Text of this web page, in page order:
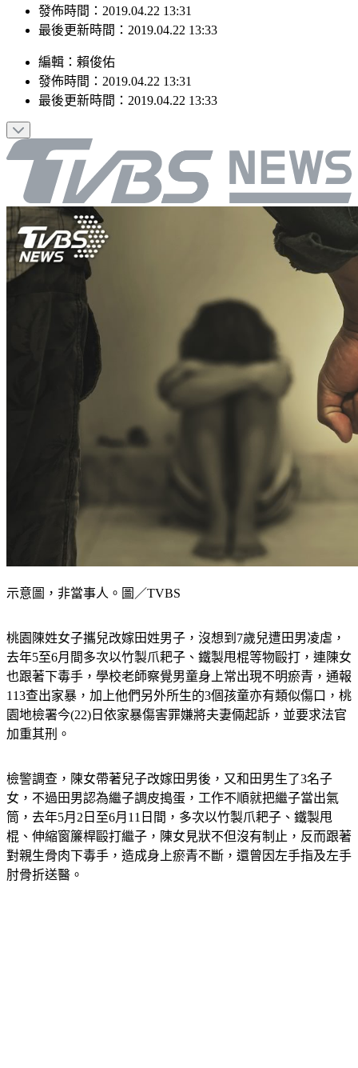
最後更新時間：2019.04.22 13:33
發佈時間：2019.04.22 13:31
最後更新時間：2019.04.22 13:33
去年5至6月間多次以竹製爪耙子、鐵製甩棍等物毆打，連陳女
也跟著下毒手，學校老師察覺男童身上常出現不明瘀青，通報
113查出家暴，加上他們另外所生的3個孩童亦有類似傷口，桃
園地檢署今(22)日依家暴傷害罪嫌將夫妻倆起訴，並要求法官
加重其刑。
女，不過田男認為繼子調皮搗蛋，工作不順就把繼子當出氣
筒，去年5月2日至6月11日間，多次以竹製爪耙子、鐵製甩
棍、伸縮窗簾桿毆打繼子，陳女見狀不但沒有制止，反而跟著
對親生骨肉下毒手，造成身上瘀青不斷，還曾因左手指及左手
肘骨折送醫。